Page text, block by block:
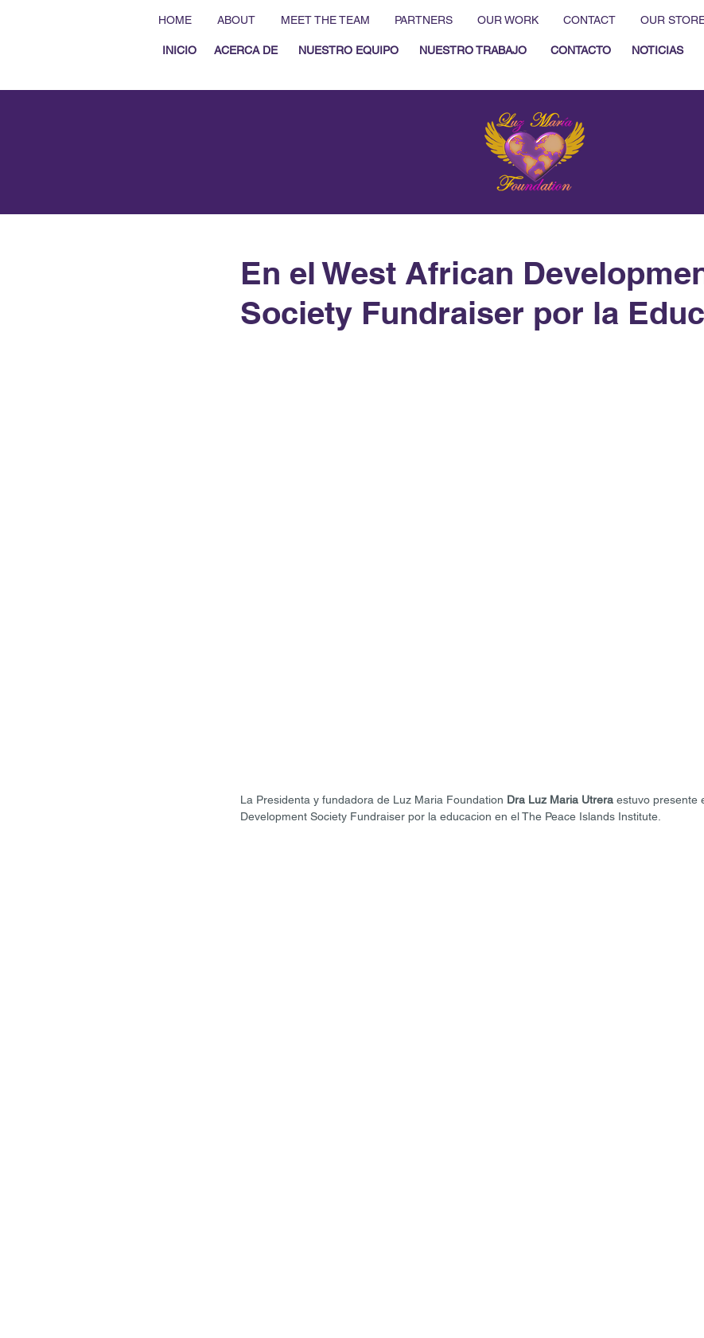
HOME ABOUT MEET THE TEAM PARTNERS OUR WORK CONTACT OUR
INICIO ACERCA DE NUESTRO EQUIPO NUESTRO TRABAJO CONTACTO NOTICIAS
En el West African
Society Fundraiser por la
La Presidenta y fundadora de Luz Maria Foundation Dra Luz Maria Utrera estuvo presente
Development Society Fundraiser por la educacion en el The Peace Islands Institute.